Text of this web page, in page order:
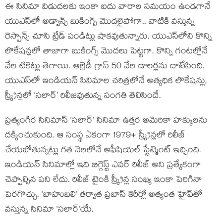
ఈ సినిమా విడుదలకు ఇంకా ఐదు వారాల సమయం ఉండగానే
యుఎస్‌లో అడ్వాన్స్ బుకింగ్స్ మొదలైపోగా.. వాటికి వస్తున్న
రెస్పాన్స్ చూసి ట్రేడ్ పండిట్లు షాకవుతున్నారు. యుఎస్‌లోని కొన్ని
లొకేషన్లలో తాజాగా బుకింగ్స్ మొదలు పెట్టగా. కొన్ని గంటల్లోనే
వేల టికెట్లు తెగాయి. ఆల్రెడీ గ్రాస్ 50 వేల డాలర్లను దాటేసింది.
యుఎస్‌లో ఇండియన్ సినిమాల చరిత్రలోనే అత్యధిక లొకేషన్లు,
స్క్రీన్లలో ‘సలార్’ రిలీజవుతున్న సంగతి తెలిసిందే.
ప్ర‌త్యంగిర సినిమాస్ ‘స‌లార్’ సినిమా ఉత్త‌ర అమెరికా హ‌క్కుల‌ను
ద‌క్కించుకుంది. ఆ సంస్థ ఏకంగా 1979+ స్క్రీన్ల‌లో రిలీజ్
చేయ‌బోతున్న‌ట్లు గత నెలలోనే అఫీషియ‌ల్ స్టేట్మెంట్ ఇచ్చింది.
ఇండియ‌న్ సినిమాల్లో ఇది బిగ్గెస్ట్ ఎవ‌ర్ రిలీజ్ అని ప్ర‌త్యేకంగా
చెప్పాల్సిన ప‌ని లేదు. రిలీజ్ టైంకి స్క్రీన్ల సంఖ్య ఇంకా పెరిగినా
పెరగొచ్చు. ‘బాహుబలి’ తర్వాత ప్రబాస్ కెరీర్లో అత్యంత హైప్‌తో
వస్తున్న సినిమా ‘సలార్’యే.